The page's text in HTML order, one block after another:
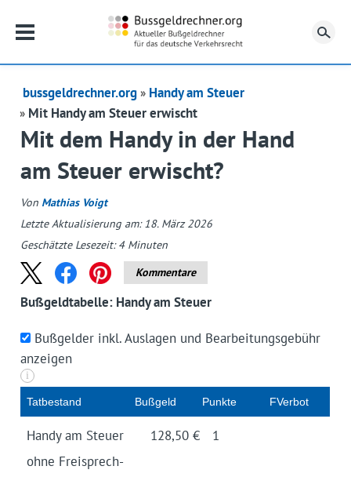
bussgeldrechner.org
Handy am Steuer
Mit Handy am Steuer erwischt
Mit dem Handy in der Hand
am Steuer erwischt?
Von Mathias Voigt
Letzte Aktualisierung am: 18. März 2026
Geschätzte Lesezeit:4 Minuten
Kommentare
Bußgeldtabelle: Handy am Steuer
Bußgelder inkl. Auslagen und Bearbeitungsgebühr
anzeigen
i
Tatbe­stand Buß­geld Punkte FVerbot
Handy am Steuer
ohne Frei­sprech­
128,50 € 1